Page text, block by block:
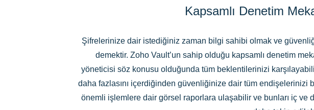
Kapsamlı Denetim
Şifrelerinize dair istediğiniz zaman bilgi sahibi olmak ve
demektir. Zoho Vault’un sahip olduğu kapsamlı denetim
yöneticisi söz konusu olduğunda tüm beklentilerinizi
daha fazlasını içerdiğinden güvenliğinize dair tüm endişelerinizi
önemli işlemlere dair görsel raporlara ulaşabilir ve bunları iç ve